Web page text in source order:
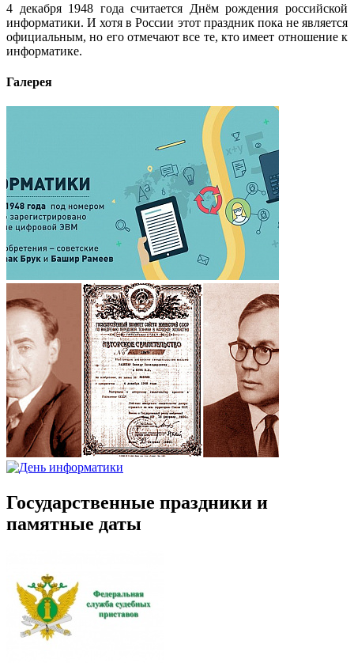
4 декабря 1948 года считается Днём рождения российской
информатики. И хотя в России этот праздник пока не является
официальным, но его отмечают все те, кто имеет отношение к
информатике.
Галерея
Государственные праздники и
памятные даты